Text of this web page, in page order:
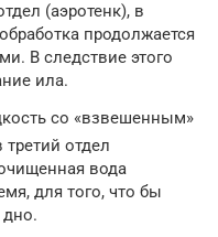
(аэротенк), в
продолжается
В следствие этого
ила.
со «взвешенным»
отдел
вода
для того, что бы